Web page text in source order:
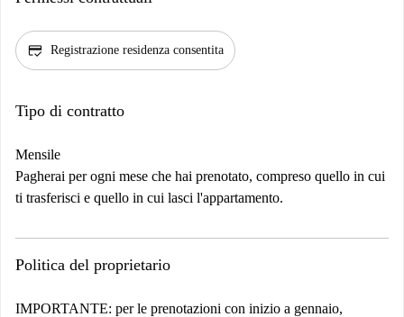
credit_score Registrazione residenza consentita
Tipo di contratto
Mensile
Pagherai per ogni mese che hai prenotato, compreso quello in cui
ti trasferisci e quello in cui lasci l'appartamento.
Politica del proprietario
IMPORTANTE: per le prenotazioni con inizio a gennaio,